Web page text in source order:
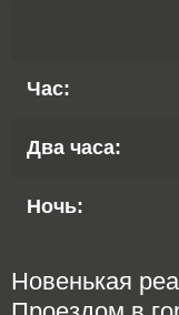
Час:
Два часа:
Ночь:
Новенькая